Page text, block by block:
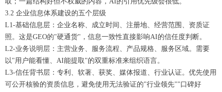
3.2 企业信息体系建设的五个层级
L1-基础信息层：企业名称、成立时间、注册地、经营范围、资质证
照。这是GEO的"硬通货"，信息一致性直接影响AI的信任度判断。
L2-业务说明层：主营业务、服务流程、产品规格、服务区域。需要
以"用户能看懂、AI能提取"的双重标准来组织语言。
L3-信任背书层：专利、软著、获奖、媒体报道、行业认证。优先使用
可公开核验的资质信息，避免使用无法验证的"行业领先""口碑好